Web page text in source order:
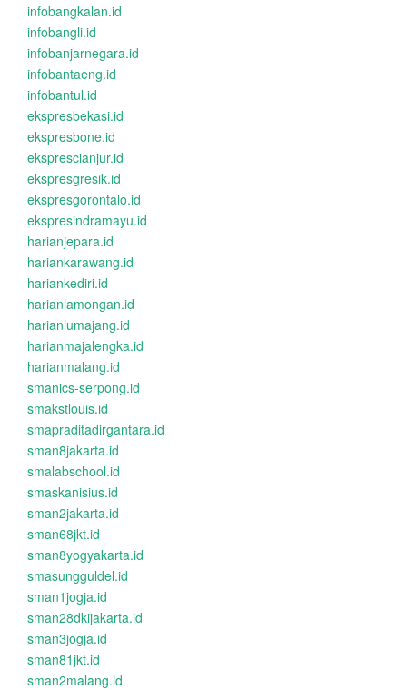
infobangkalan.id
infobangli.id
infobanjarnegara.id
infobantaeng.id
infobantul.id
ekspresbekasi.id
ekspresbone.id
eksprescianjur.id
ekspresgresik.id
ekspresgorontalo.id
ekspresindramayu.id
harianjepara.id
hariankarawang.id
hariankediri.id
harianlamongan.id
harianlumajang.id
harianmajalengka.id
harianmalang.id
smanics-serpong.id
smakstlouis.id
smapraditadirgantara.id
sman8jakarta.id
smalabschool.id
smaskanisius.id
sman2jakarta.id
sman68jkt.id
sman8yogyakarta.id
smasungguldel.id
sman1jogja.id
sman28dkijakarta.id
sman3jogja.id
sman81jkt.id
sman2malang.id